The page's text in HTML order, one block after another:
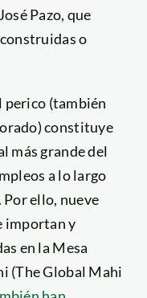
Pazo, que
o
perico (también
constituye
más grande del
a lo largo
ello, nueve
importan y
en la Mesa
(The Global Mahi